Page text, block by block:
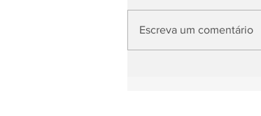
Escreva um comentário